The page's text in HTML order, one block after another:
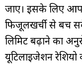
जाए। इसके लिए
फिजूलखर्ची से बच
लिमिट बढ़ाने का
यूटिलाइजेशन रेशियो